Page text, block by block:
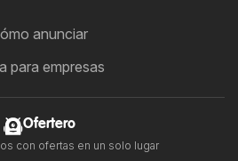
anunciar
para empresas
Ofertero
con ofertas en un solo lugar